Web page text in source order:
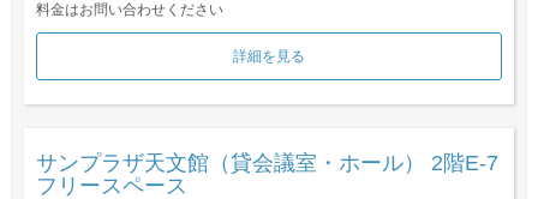
料金はお問い合わせください
詳細を見る
サンプラザ天文館（貸会議室・ホール） 2階E-7
フリースペース